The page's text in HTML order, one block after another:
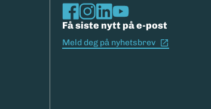
Få siste nytt på e-post
Meld deg på nyhetsbrev